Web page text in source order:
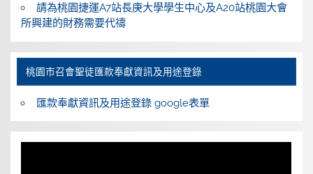
請為桃園捷運A7站長庚大學學生中心及A20站桃園大會
所興建的財務需要代禱
桃園巿召會聖徒匯款奉獻資訊及用途登錄
匯款奉獻資訊及用途登錄 google表單